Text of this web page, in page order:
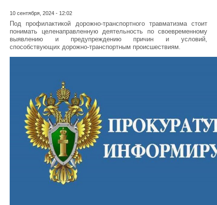
10 сентября, 2024 - 12:02
Под профилактикой дорожно-транспортного травматизма стоит
понимать целенаправленную деятельность по своевременному
выявлению и предупреждению причин и условий,
способствующих дорожно-транспортным происшествиям.